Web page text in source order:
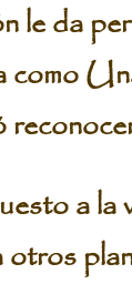
le da
como
a la
otros